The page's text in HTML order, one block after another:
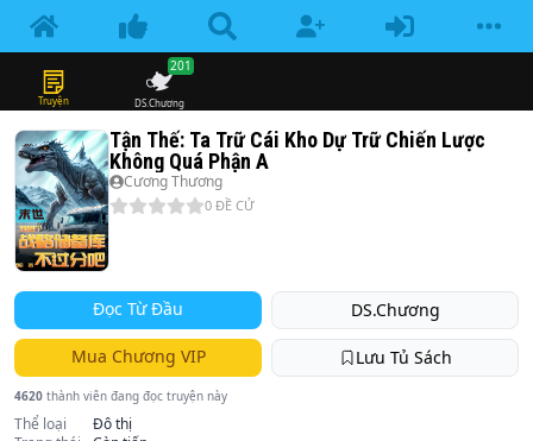
Truyện DS.Chương
201
Tận Thế: Ta Trữ Cái Kho Dự Trữ Chiến Lược
Không Quá Phận A
Cương Thương
0 ĐỀ CỬ
Đọc Từ Đầu DS.Chương
Mua Chương VIP Lưu Tủ Sách
4620 thành viên đang đọc truyện này
Thể loại
Đô thị